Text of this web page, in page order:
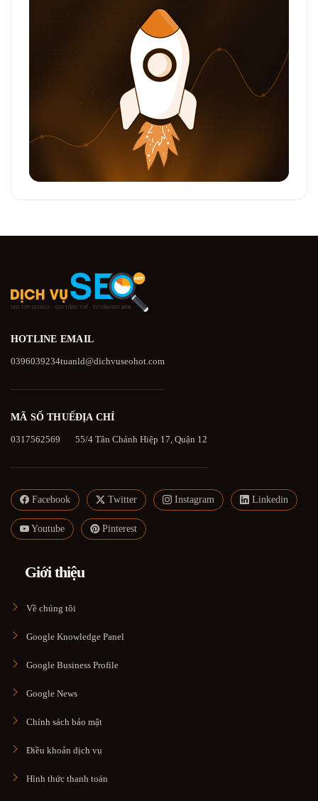
HOTLINE
0396039234
EMAIL
tuanld@dichvuseohot.com
MÃ SỐ THUẾ
0317562569
ĐỊA CHỈ
55/4 Tân Chánh Hiệp 17, Quận 12
Facebook Twitter Instagram Linkedin
Youtube Pinterest
Giới thiệu
Về chúng tôi
Google Knowledge Panel
Google Business Profile
Google News
Chính sách bảo mật
Điều khoản dịch vụ
Hình thức thanh toán